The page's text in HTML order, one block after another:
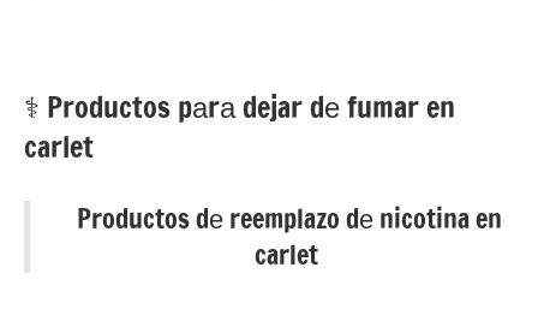
⚕️ Productos pаrа dejar dе fumar en
carlet
Productos dе reemplazo dе nicotina en
carlet